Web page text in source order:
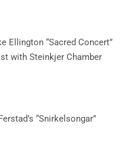
Ellington “Sacred Concert”
with Steinkjer Chamber
“Snirkelsongar”